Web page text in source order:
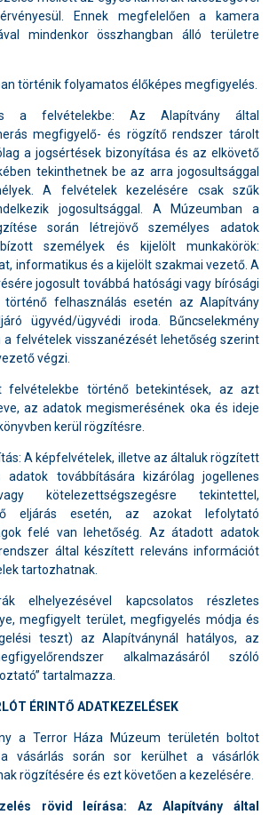
Ennek megfelelően a kamera
mindenkor összhangban álló területre
történik folyamatos élőképes megfigyelés.
a felvételekbe: Az Alapítvány által
megfigyelő- és rögzítő rendszer tárolt
a jogsértések bizonyítása és az elkövető
tekinthetnek be az arra jogosultsággal
A felvételek kezelésére csak szűk
jogosultsággal. A Múzeumban a
során létrejövő személyes adatok
személyek és kijelölt munkakörök:
informatikus és a kijelölt szakmai vezető. A
jogosult továbbá hatósági vagy bírósági
történő felhasználás esetén az Alapítvány
ügyvéd/ügyvédi iroda. Bűncselekmény
a felvételek visszanézését lehetőség szerint
végzi.
felvételekbe történő betekintések, az azt
az adatok megismerésének oka és ideje
kerül rögzítésre.
A képfelvételek, illetve az általuk rögzített
adatok továbbítására kizárólag jogellenes
kötelezettségszegésre tekintettel,
eljárás esetén, az azokat lefolytató
felé van lehetőség. Az átadott adatok
által készített releváns információt
tartozhatnak.
elhelyezésével kapcsolatos részletes
megfigyelt terület, megfigyelés módja és
teszt) az Alapítványnál hatályos, az
alkalmazásáról szóló
tartalmazza.
ÉRINTŐ ADATKEZELÉSEK
a Terror Háza Múzeum területén boltot
vásárlás során sor kerülhet a vásárlók
rögzítésére és ezt követően a kezelésére.
rövid leírása: Az Alapítvány által